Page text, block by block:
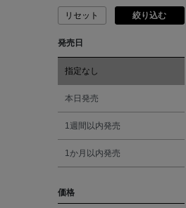
ANTIPAST
ANYA HINDMARCH
ARCS LONDON
ARIANNA
ピンク
レッド
オレンジ
シルバー
リセット 絞り込む
発売日
指定なし
本日発売
1週間以内発売
1か月以内発売
価格